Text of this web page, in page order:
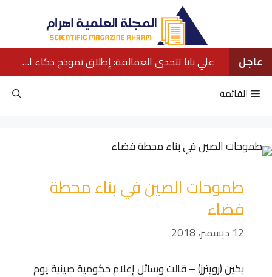
عاجل
علي بابا تتحدى العمالقة: إطلاق نموذج ذكاء اصطناعي ينافس كبار الشركات الأمريكية
القائمة
طموحات الصين في بناء محطة
فضاء
12 ديسمبر، 2018
بكين (رويترز) – قالت وسائل إعلام حكومية صينية يوم